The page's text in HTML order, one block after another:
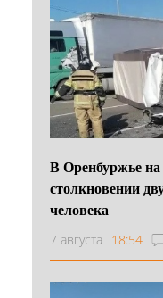
В Оренбуржье
столкновении
человека
7 августа 18:54